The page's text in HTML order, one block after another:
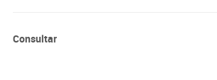
Consultar